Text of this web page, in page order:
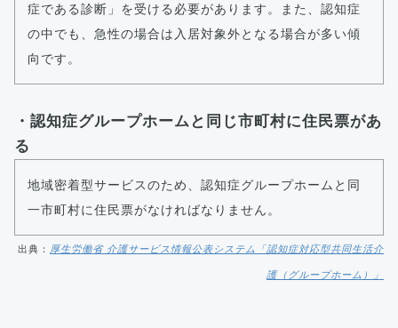
症である診断」を受ける必要があります。また、認知症
の中でも、急性の場合は入居対象外となる場合が多い傾
向です。
・認知症グループホームと同じ市町村に住民票があ
る
地域密着型サービスのため、認知症グループホームと同
一市町村に住民票がなければなりません。
出典： 厚生労働省 介護サービス情報公表システム「認知症対応型共同生活介
護（グループホーム）」